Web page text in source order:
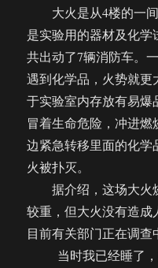
大火是从4楼的一间
是实验用的器材及化
共出动了7辆消防车。
遇到化学品，火势就
于实验室内存放有易
冒着生命危险，冲进
边紧急转移里面的化学
火被扑灭。
据介绍，这场大火
较重，但大火没有造成
目前有关部门正在调查
当时我已经睡了，